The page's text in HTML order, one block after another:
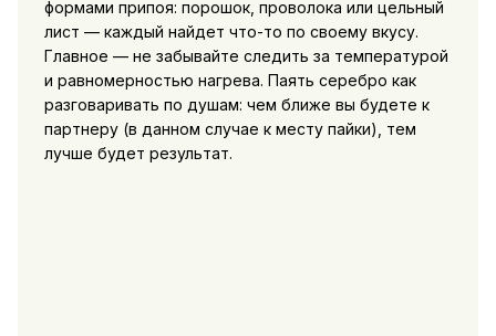
формами припоя: порошок, проволока или цельный
лист — каждый найдет что-то по своему вкусу.
Главное — не забывайте следить за температурой
и равномерностью нагрева. Паять серебро как
разговаривать по душам: чем ближе вы будете к
партнеру (в данном случае к месту пайки), тем
лучше будет результат.